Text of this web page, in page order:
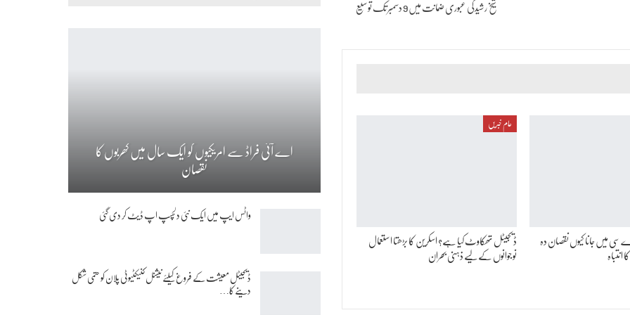
شیخ رشیدکی عبوری ضمانت میں 9 دسمبر تک توسیع
سی میں جانا کیوں نقصان دہ
انتباہ
عام خبریں
ڈیجیٹل تھکاوٹ کیا ہے؟ اسکرین کا بڑھتا استعمال
نوجوانوں کےلیے ذہنی بحران
اے آئی فراڈ سے امریکیوں کو ایک سال میں کھربوں کا
نقصان
واٹس ایپ میں ایک نئی دلچسپ اپ ڈیٹ کر دی گئی
ڈیجیٹل معیشت کے فروغ کیلئے نیشنل کنیکٹیوٹی پلان کو حتمی شکل
دینے کا…